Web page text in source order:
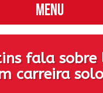
MENU
fala
carreira solo